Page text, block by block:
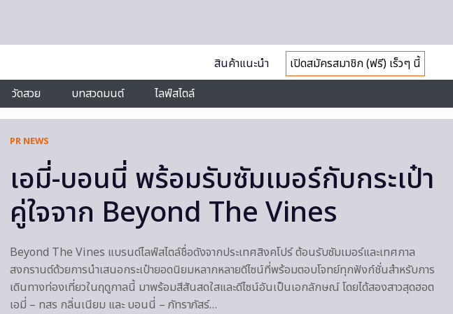
สินค้าแนะนำ
เปิดสมัครสมาชิก (ฟรี) เร็วๆ นี้
วัดสวย บทสวดมนต์ ไลฟ์สไตล์
PR NEWS
เอมี่-บอนนี่ พร้อมรับซัมเมอร์กับกระเป๋า
คู่ใจจาก Beyond The Vines
Beyond The Vines แบรนด์ไลฟ์สไตล์ชื่อดังจากประเทศสิงคโปร์ ต้อนรับซัมเมอร์และเทศกาล
สงกรานต์ด้วยการนำเสนอกระเป๋ายอดนิยมหลากหลายดีไซน์ที่พร้อมตอบโจทย์ทุกฟังก์ชั่นสำหรับการ
เดินทางท่องเที่ยวในฤดูกาลนี้ มาพร้อมสีสันสดใสและดีไซน์อันเป็นเอกลักษณ์ โดยได้สองสาวสุดฮอต
เอมี่ – ทสร กลิ่นเนียม และ บอนนี่ – ภัทราภัสร์…